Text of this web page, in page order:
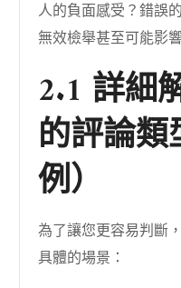
人的負面感受？錯誤
無效檢舉甚至可能影
2.1 詳細
的評論
例）
為了讓您更容易判斷
具體的場景：